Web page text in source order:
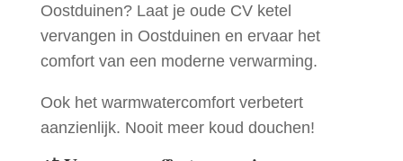
Oostduinen? Laat je oude CV ketel
vervangen in Oostduinen en ervaar het
comfort van een moderne verwarming.
Ook het warmwatercomfort verbetert
aanzienlijk. Nooit meer koud douchen!